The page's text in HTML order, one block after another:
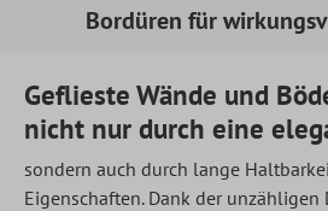
Bordüren für
Geflieste Wände und
nicht nur durch eine
sondern auch durch lange
Eigenschaften. Dank der unzähligen